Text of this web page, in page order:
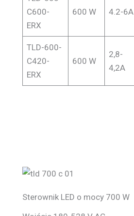
C600-
ERX
600 W 4.2-6A
TLD-600-
C420-
ERX
600 W
2,8-
4,2A
Sterownik LED o mocy 700 W